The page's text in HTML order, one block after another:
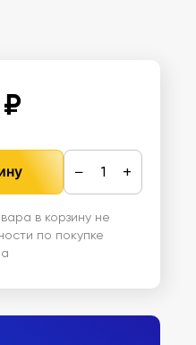
− +
в корзину не
по покупке